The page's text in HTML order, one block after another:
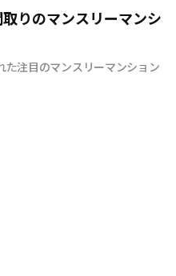
ンは、お部屋でご利用い
完備！ さらに、さまざま
、通勤先や旅行などのご
ます！ お気軽にご相談く
りのマンスリーマンシ
注目のマンスリーマンション